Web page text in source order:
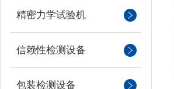
精密力学试验机
信赖性检测设备
包装检测设备